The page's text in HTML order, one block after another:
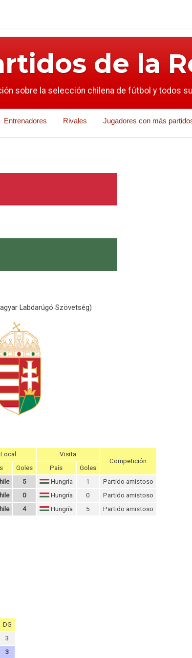
de la
sobre la selección chilena de fútbol y todos
Entrenadores Rivales Jugadores con más
Labdarúgó Szövetség)
Local
Visita
Competición
Goles País
Goles
5 Hungría 1
Partido amistoso
0 Hungría 0
Partido amistoso
4 Hungría 5 Partido amistoso
DG
3
3